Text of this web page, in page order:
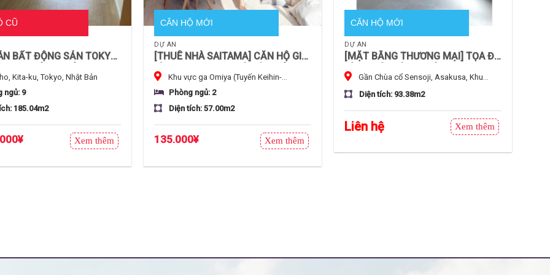
CŨ
BẤT ĐỘNG SẢN TOKYO]
TRUYỀN THỐNG 9K
KHỦNG 185m² TẠI KITA-
VĨNH VIỄN – CẬN 3
Kita-ku, Tokyo, Nhật Bản
ngủ: 9
185.04m2
¥ Xem thêm
CĂN HỘ MỚI
DỰ ÁN
[THUÊ NHÀ SAITAMA] CĂN HỘ GIA
ĐÌNH 2LDK 57m² GIÁ SIÊU TỐT TẠI
KHU VỰC TRUNG TÂM OMIYA
Khu vực ga Omiya (Tuyến Keihin-
Tohoku/Negishi), tỉnh Saitama, Nhật Bản
Phòng ngủ: 2
Diện tích: 57.00m2
135.000¥ Xem thêm
CĂN HỘ MỚI
DỰ ÁN
[MẶT BẰNG THƯƠNG MẠI] TỌA ĐỘ
VÀNG SÁT VÁCH CHÙA SENSOJI
(ASAKUSA) – DIỆN TÍCH 93.38m² –
KINH DOANH ĐẮC ĐỊA
Gần Chùa cổ Sensoji, Asakusa, Khu
vực Asakusa, Nhật Bản
Diện tích: 93.38m2
Liên hệ Xem thêm